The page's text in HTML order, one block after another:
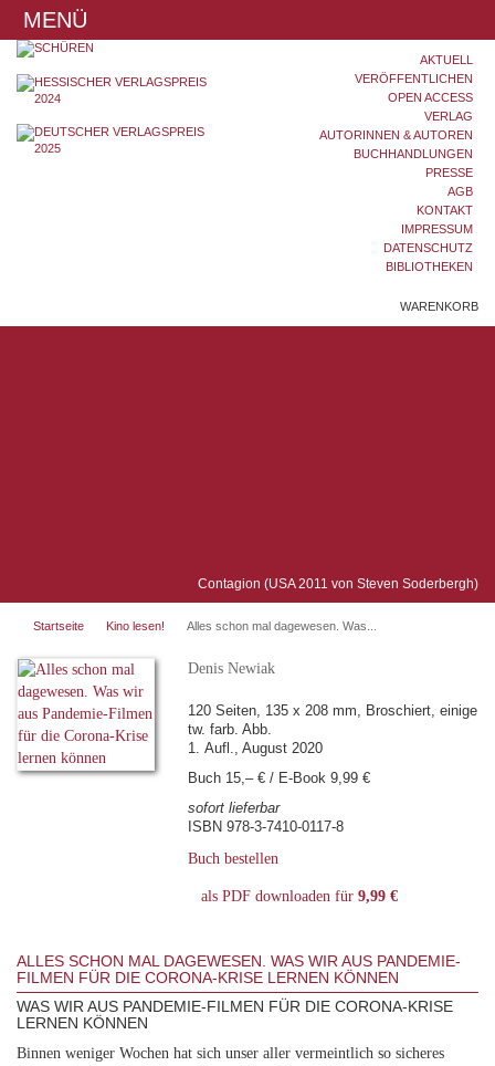
MENÜ
AKTUELL
VERÖFFENTLICHEN
OPEN ACCESS
VERLAG
AUTORINNEN & AUTOREN
BUCHHANDLUNGEN
PRESSE
AGB
KONTAKT
IMPRESSUM
DATENSCHUTZ
BIBLIOTHEKEN
WARENKORB
Contagion (USA 2011 von Steven Soderbergh)
Startseite Kino lesen! Alles schon mal dagewesen. Was...
Denis Newiak
120 Seiten, 135 x 208 mm, Broschiert, einige
tw. farb. Abb.
1. Aufl., August 2020
Buch 15,– € / E-Book 9,99 €
sofort lieferbar
ISBN 978-3-7410-0117-8
Buch bestellen
als PDF downloaden für 9,99 €
ALLES SCHON MAL DAGEWESEN. WAS WIR AUS PANDEMIE-
FILMEN FÜR DIE CORONA-KRISE LERNEN KÖNNEN
WAS WIR AUS PANDEMIE-FILMEN FÜR DIE CORONA-KRISE
LERNEN KÖNNEN
Binnen weniger Wochen hat sich unser aller vermeintlich so sicheres